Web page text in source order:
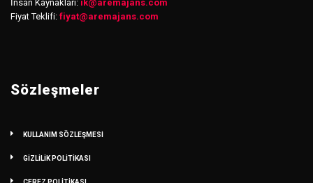
İnsan Kaynakları: ik@aremajans.com
Fiyat Teklifi: fiyat@aremajans.com
Sözleşmeler
KULLANIM SÖZLEŞMESİ
GİZLİLİK POLİTİKASI